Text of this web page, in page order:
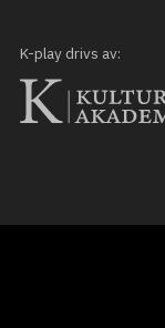
Mina favoriter
K-play drivs av: